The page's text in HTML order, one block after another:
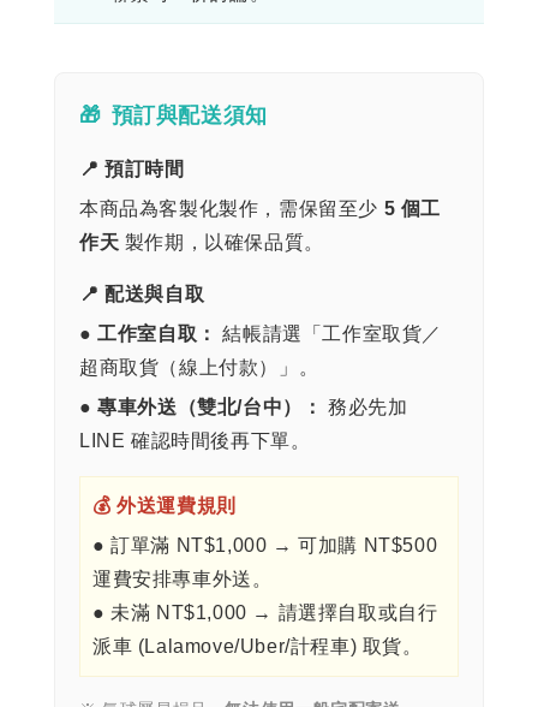
🎁 預訂與配送須知
📍 預訂時間
本商品為客製化製作，需保留至少 5 個工
作天 製作期，以確保品質。
📍 配送與自取
●工作室自取：
結帳請選「工作室取貨／
超商取貨（線上付款）」。
●專車外送（雙北/台中）：
務必先加
LINE 確認時間後再下單。
💰 外送運費規則
● 訂單滿 NT$1,000 → 可加購 NT$500
運費安排專車外送。
● 未滿 NT$1,000 → 請選擇自取或自行
派車 (Lalamove/Uber/計程車) 取貨。